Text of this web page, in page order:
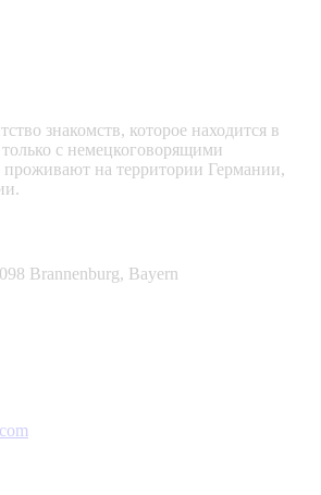
знакомств, которое находится в
с немецкоговорящими
на территории Германии,
Brannenburg, Bayern